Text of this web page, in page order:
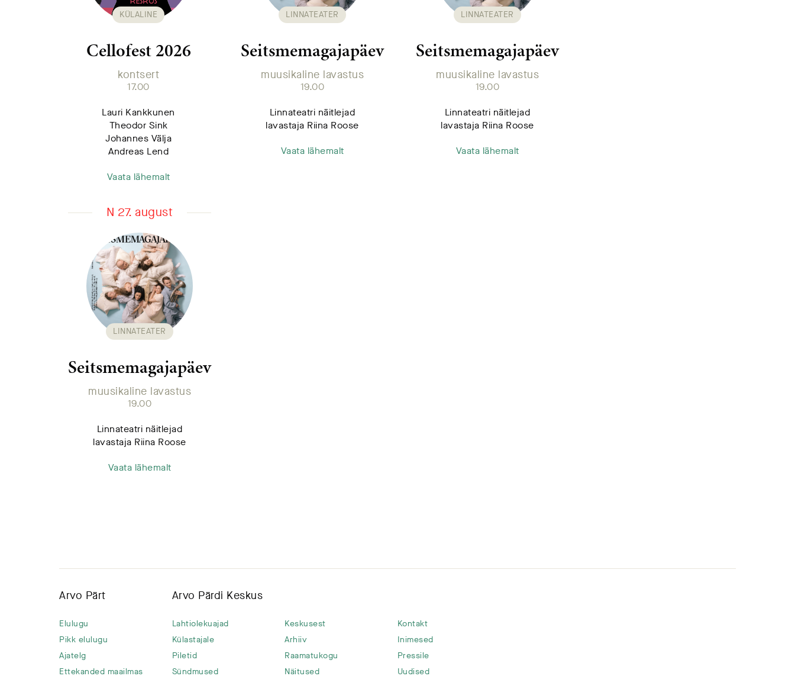
KÜLALINE
Cellofest 2026
kontsert
17.00
Lauri Kankkunen
Theodor Sink
Johannes Välja
Andreas Lend
Vaata lähemalt
LINNATEATER
Seitsmemagajapäev
muusikaline lavastus
19.00
Linnateatri näitlejad
lavastaja Riina Roose
Vaata lähemalt
LINNATEATER
Seitsmemagajapäev
muusikaline lavastus
19.00
Linnateatri näitlejad
lavastaja Riina Roose
Vaata lähemalt
N 27. august
LINNATEATER
Seitsmemagajapäev
muusikaline lavastus
19.00
Linnateatri näitlejad
lavastaja Riina Roose
Vaata lähemalt
Arvo Pärt
Elulugu
Pikk elulugu
Ajatelg
Ettekanded maailmas
Arvo Pärdi Keskus
Lahtiolekuajad
Külastajale
Piletid
Sündmused
Keskusest
Arhiiv
Raamatukogu
Näitused
Kontakt
Inimesed
Pressile
Uudised